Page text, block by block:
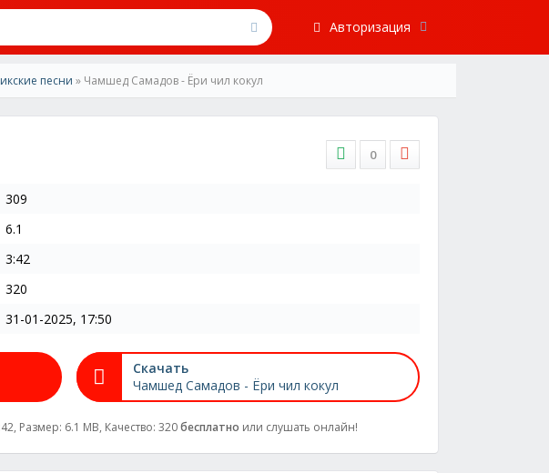
Авторизация
песни » Чамшед Самадов - Ёри чил кокул
0
309
6.1
3:42
320
31-01-2025, 17:50
Скачать
Чамшед Самадов - Ёри чил кокул
Размер: 6.1 MB, Качество: 320бесплатно или слушать онлайн!